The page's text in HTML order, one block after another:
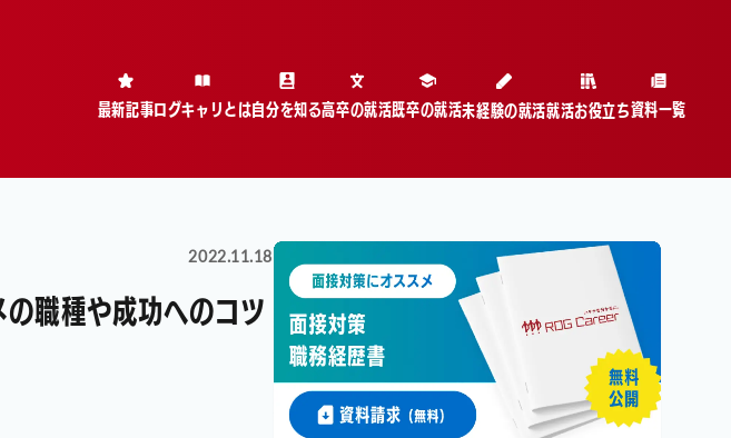
最新記事 ログキャリとは 自分を知る高卒の就活既卒の就活未経験の就活就活お役立ち資料一覧
2022.11.18
職種や成功へのコツ